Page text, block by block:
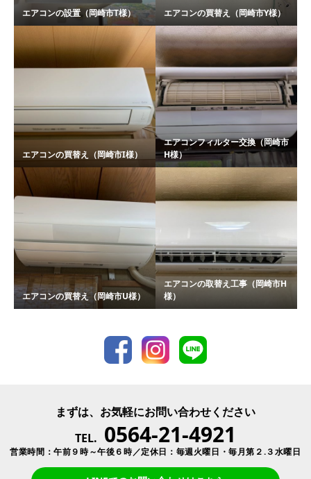
エアコンの設置（岡崎市T様） エアコンの買替え（岡崎市Y様）
エアコンの買替え（岡崎市I様）
エアコンフィルター交換（岡崎市
H様）
エアコンの買替え（岡崎市U様）
エアコンの取替え工事（岡崎市H
様）
まずは、お気軽にお問い合わせください
TEL. 0564-21-4921
営業時間：午前９時～午後６時／定休日：毎週火曜日・毎月第２.３水曜日